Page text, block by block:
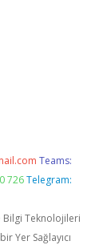
Teams:
726 Telegram:
Bilgi Teknolojileri
Yer Sağlayıcı